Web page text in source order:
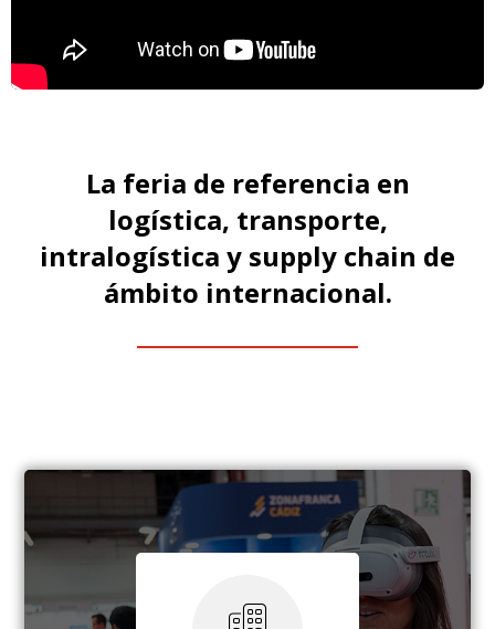
La feria de referencia en
logística, transporte,
intralogística y supply chain de
ámbito internacional.